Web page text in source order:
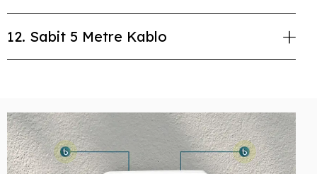
12. Sabit 5 Metre Kablo